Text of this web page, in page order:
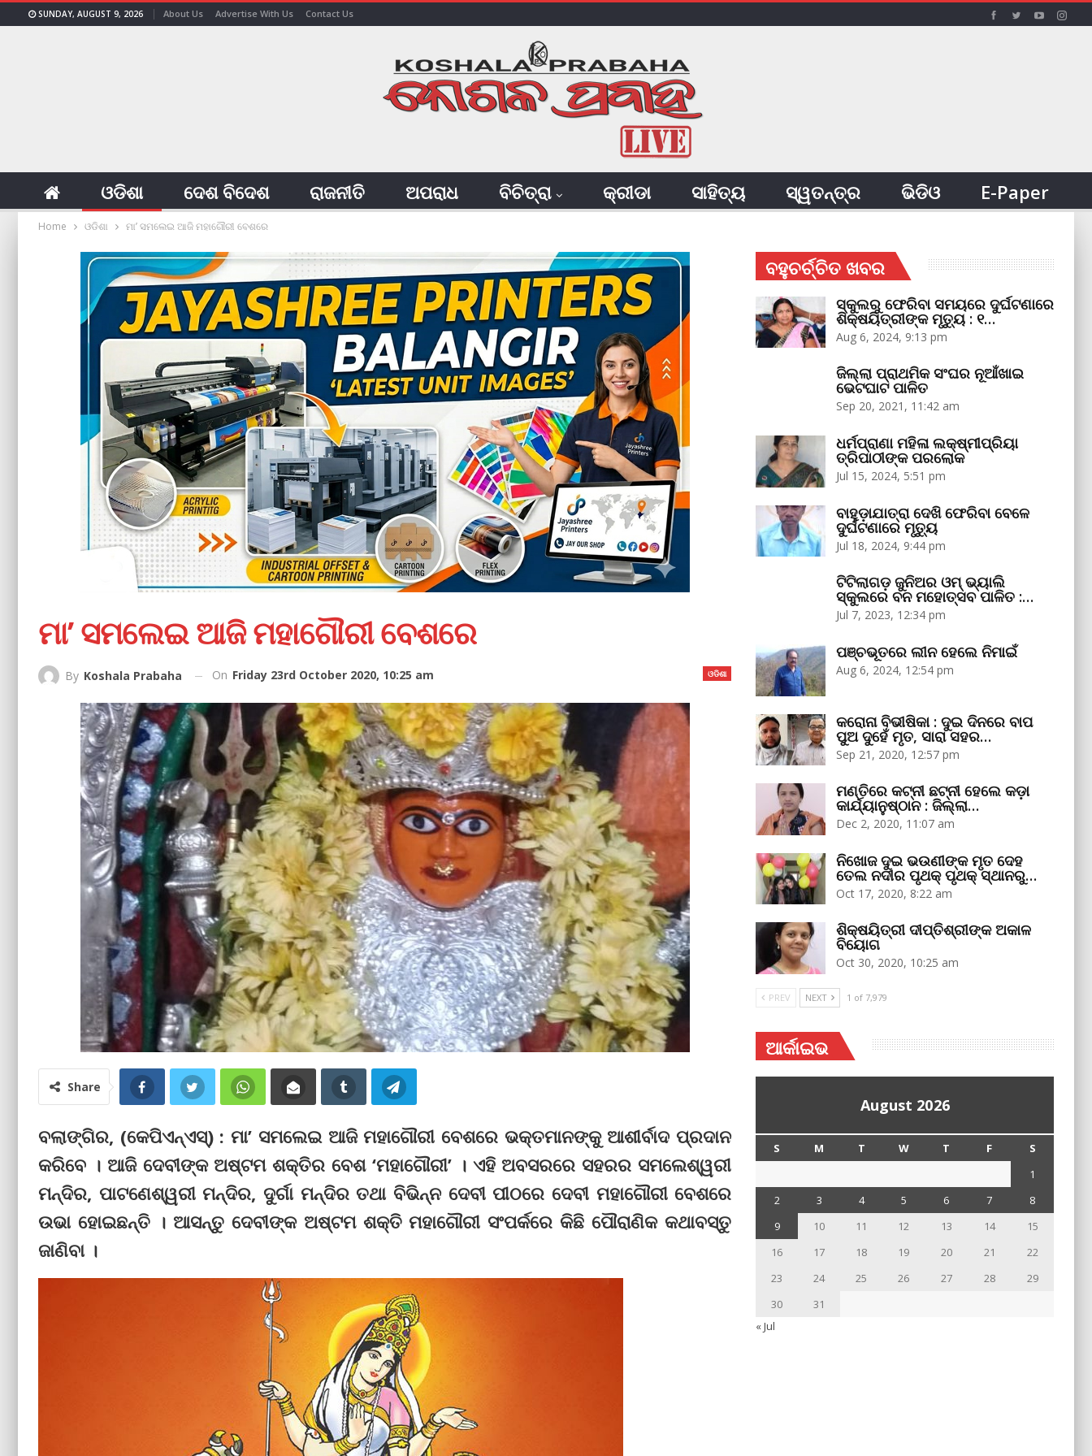
SUNDAY, AUGUST 9, 2026 About Us Advertise With Us Contact Us
ଓଡିଶା ଦେଶ ବିଦେଶ ରାଜନୀତି ଅପରାଧ ବିଚିତ୍ରା କ୍ରୀଡା ସାହିତ୍ୟ ସ୍ୱତନ୍ତ୍ର ଭିଡିଓ E-Paper
Home ଓଡିଶା ମା’ ସମଲେଇ ଆଜି ମହାଗୌରୀ ବେଶରେ
ମା’ ସମଲେଇ ଆଜି ମହାଗୌରୀ ବେଶରେ
ଓଡିଶା
By Koshala Prabaha On Friday 23rd October 2020, 10:25 am
Share
ବଲାଙ୍ଗିର, (କେପିଏନ୍‌ଏସ୍‌) : ମା’ ସମଲେଇ ଆଜି ମହାଗୌରୀ ବେଶରେ ଭକ୍ତମାନଙ୍କୁ ଆଶୀର୍ବାଦ ପ୍ରଦାନ
କରିବେ । ଆଜି ଦେବୀଙ୍କ ଅଷ୍ଟମ ଶକ୍ତିର ବେଶ ‘ମହାଗୌରୀ’ । ଏହି ଅବସରରେ ସହରର ସମଲେଶ୍ୱରୀ
ମନ୍ଦିର, ପାଟଣେଶ୍ୱରୀ ମନ୍ଦିର, ଦୁର୍ଗା ମନ୍ଦିର ତଥା ବିଭିନ୍ନ ଦେବୀ ପୀଠରେ ଦେବୀ ମହାଗୌରୀ ବେଶରେ
ଉଭା ହୋଇଛନ୍ତି । ଆସନ୍ତୁ ଦେବୀଙ୍କ ଅଷ୍ଟମ ଶକ୍ତି ମହାଗୌରୀ ସଂପର୍କରେ କିଛି ପୌରାଣିକ କଥାବସ୍ତୁ
ଜାଣିବା ।
ବହୁଚର୍ଚ୍ଚିତ ଖବର
ସ୍କୁଲରୁ ଫେରିବା ସମୟରେ ଦୁର୍ଘଟଣାରେ
ଶିକ୍ଷୟିତ୍ରୀଙ୍କ ମୃତ୍ୟୁ : ୧…
Aug 6, 2024, 9:13 pm
ଜିଲ୍ଲା ପ୍ରାଥମିକ ସଂଘର ନୂଆଁଖାଇ
ଭେଟଘାଟ ପାଳିତ
Sep 20, 2021, 11:42 am
ଧର୍ମପ୍ରାଣା ମହିଳା ଲକ୍ଷ୍ମୀପ୍ରିୟା
ତ୍ରିପାଠୀଙ୍କ ପରଲୋକ
Jul 15, 2024, 5:51 pm
ବାହୁଡ଼ାଯାତ୍ରା ଦେଖି ଫେରିବା ବେଳେ
ଦୁର୍ଘଟଣାରେ ମୃତ୍ୟୁ
Jul 18, 2024, 9:44 pm
ଟିଟିଲାଗଡ଼ ଜୁନିଅର ଓମ୍‌ ଭ୍ୟାଲି
ସ୍କୁଲରେ ବନ ମହୋତ୍ସବ ପାଳିତ :…
Jul 7, 2023, 12:34 pm
ପଞ୍ଚଭୂତରେ ଲୀନ ହେଲେ ନିମାଇଁ
Aug 6, 2024, 12:54 pm
କରୋନା ବିଭୀଷିକା : ଦୁଇ ଦିନରେ ବାପ
ପୁଅ ଦୁହେଁ ମୃତ, ସାରା ସହର…
Sep 21, 2020, 12:57 pm
ମଣ୍ତିରେ କଟ୍‌ନୀ ଛଟ୍‌ନୀ ହେଲେ କଡ଼ା
କାର୍ଯ୍ୟାନୁଷ୍ଠାନ : ଜିଲ୍ଲା…
Dec 2, 2020, 11:07 am
ନିଖୋଜ ଦୁଇ ଭଉଣୀଙ୍କ ମୃତ ଦେହ
ତେଲ ନଦୀର ପୃଥକ୍‌ ପୃଥକ୍‌ ସ୍ଥାନରୁ…
Oct 17, 2020, 8:22 am
ଶିକ୍ଷୟିତ୍ରୀ ଦୀପ୍ତିଶ୍ରୀଙ୍କ ଅକାଳ
ବିୟୋଗ
Oct 30, 2020, 10:25 am
PREV NEXT 1 of 7,979
ଆର୍କାଇଭ
August 2026
S M T W T F
S
1
2
3 4 5 6 7
8
9
10 11 12 13 14
15
16
17 18 19 20 21
22
23
24 25 26 27 28
29
30
31
« Jul